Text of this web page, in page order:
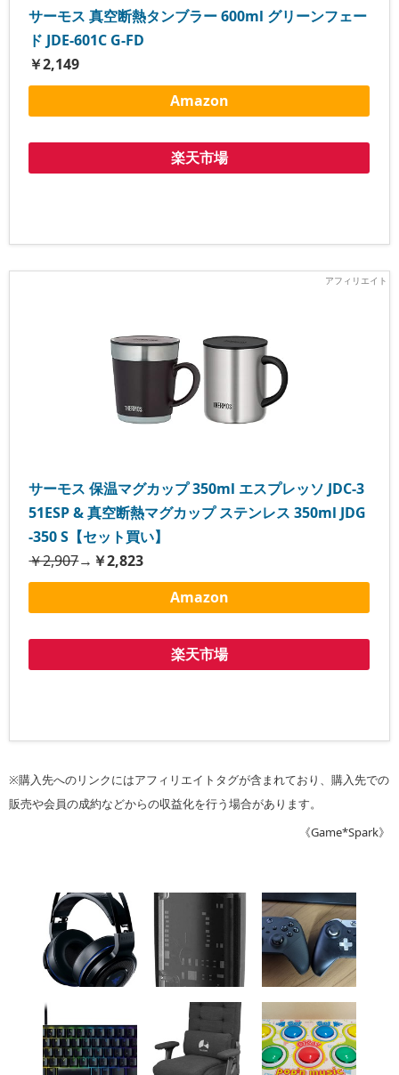
サーモス 真空断熱タンブラー 600ml グリーンフェー
ド JDE-601C G-FD
￥2,149
Amazon
楽天市場
サーモス 保温マグカップ 350ml エスプレッソ JDC-3
51ESP & 真空断熱マグカップ ステンレス 350ml JDG
-350 S【セット買い】
￥2,907→ ￥2,823
Amazon
楽天市場
※購入先へのリンクにはアフィリエイトタグが含まれており、購入先での
販売や会員の成約などからの収益化を行う場合があります。
《Game*Spark》